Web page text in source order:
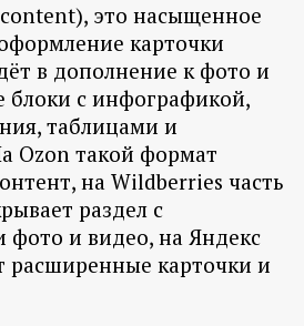
это насыщенное
карточки
в дополнение к фото и
блоки с инфографикой,
таблицами и
Ozon такой формат
на Wildberries часть
раздел с
и видео, на Яндекс
расширенные карточки и